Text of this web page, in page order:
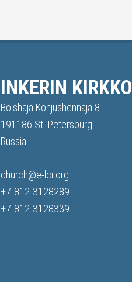
INKERIN KIRKKO
Bolshaja Konjushennaja 8
191186 St. Petersburg
Russia
church@e-lci.org
+7-812-3128289
+7-812-3128339